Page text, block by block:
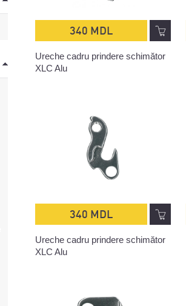
340 MDL
Ureche cadru prindere schimător
XLC Alu
340 MDL
Ureche cadru prindere schimător
XLC Alu